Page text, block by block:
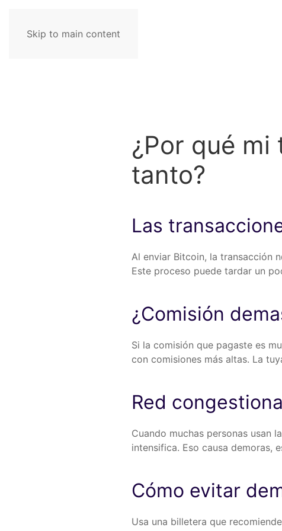
Skip to main content
¿Por qué
tanto?
Las
Al enviar Bitcoin, la transacción
Este proceso puede tardar un
¿Comisión
Si la comisión que pagaste es
con comisiones más altas. La
Red
Cuando muchas personas usan
intensifica. Eso causa demoras,
Cómo evitar
Usa una billetera que